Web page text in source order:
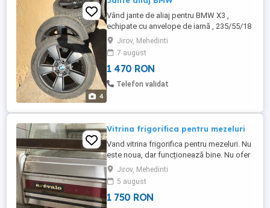
4
Vând jante de aliaj pentru BMW X3 ,
echipate cu anvelope de iarnă , 235/55/18
marca Dunlop.
Jirov, Mehedinti
7 august
1 470 RON
Telefon validat
Vitrina frigorifica pentru mezeluri
Vand vitrina frigorifica pentru mezeluri. Nu
este noua, dar funcționează bine. Nu ofer
si nu asigur transport. Pretul este
negociabil. Mai multe detalii la telefon:
Jirov, Mehedinti
5 august
1 750 RON